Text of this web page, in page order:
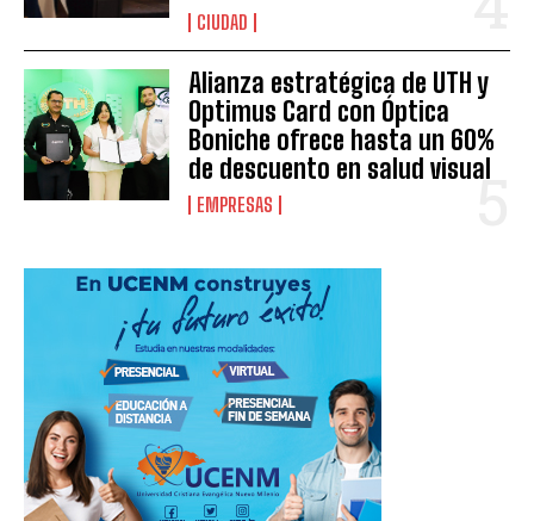
CIUDAD
Alianza estratégica de UTH y
Optimus Card con Óptica
Boniche ofrece hasta un 60%
de descuento en salud visual
EMPRESAS